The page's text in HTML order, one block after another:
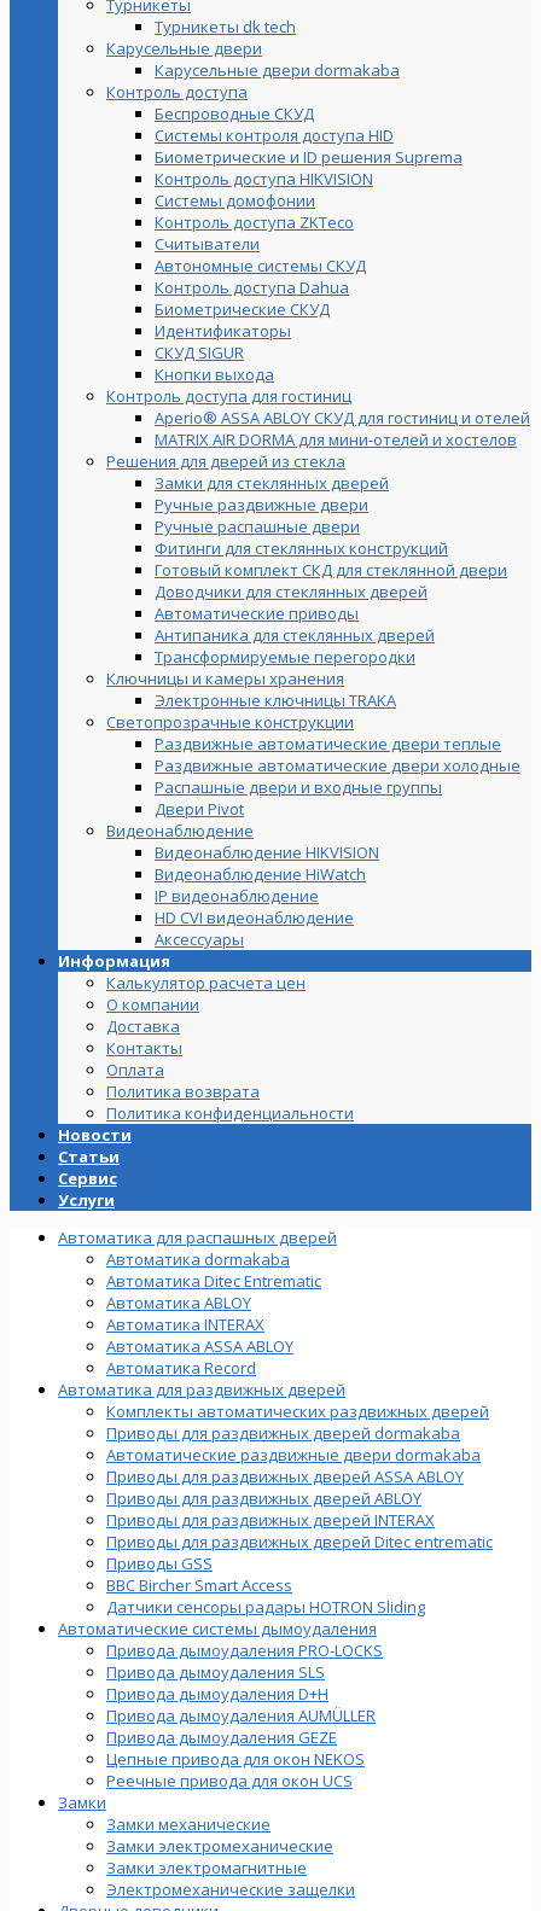
Турникеты dk tech
Карусельные двери
Карусельные двери dormakaba
Контроль доступа
Беспроводные СКУД
Системы контроля доступа HID
Биометрические и ID решения Suprema
Контроль доступа HIKVISION
Системы домофонии
Контроль доступа ZKTeco
Считыватели
Автономные системы СКУД
Контроль доступа Dahua
Биометрические СКУД
Идентификаторы
СКУД SIGUR
Кнопки выхода
Контроль доступа для гостиниц
Aperio® ASSA ABLOY СКУД для гостиниц и отелей
MATRIX AIR DORMA для мини-отелей и хостелов
Решения для дверей из стекла
Замки для стеклянных дверей
Ручные раздвижные двери
Ручные распашные двери
Фитинги для стеклянных конструкций
Готовый комплект СКД для стеклянной двери
Доводчики для стеклянных дверей
Автоматические приводы
Антипаника для стеклянных дверей
Трансформируемые перегородки
Ключницы и камеры хранения
Электронные ключницы TRAKA
Светопрозрачные конструкции
Раздвижные автоматические двери теплые
Раздвижные автоматические двери холодные
Распашные двери и входные группы
Двери Pivot
Видеонаблюдение
Видеонаблюдение HIKVISION
Видеонаблюдение HiWatch
IP видеонаблюдение
HD CVI видеонаблюдение
Аксессуары
Информация
Калькулятор расчета цен
О компании
Доставка
Контакты
Оплата
Политика возврата
Политика конфиденциальности
Новости
Статьи
Сервис
Услуги
Автоматика для распашных дверей
Автоматика dormakaba
Автоматика Ditec Entrematic
Автоматика ABLOY
Автоматика INTERAX
Автоматика ASSA ABLOY
Автоматика Record
Автоматика для раздвижных дверей
Комплекты автоматических раздвижных дверей
Приводы для раздвижных дверей dormakaba
Автоматические раздвижные двери dormakaba
Приводы для раздвижных дверей ASSA ABLOY
Приводы для раздвижных дверей ABLOY
Приводы для раздвижных дверей INTERAX
Приводы для раздвижных дверей Ditec entrematic
Приводы GSS
BBC Bircher Smart Access
Датчики сенсоры радары HOTRON Sliding
Автоматические системы дымоудаления
Привода дымоудаления PRO-LOCKS
Привода дымоудаления SLS
Привода дымоудаления D+H
Привода дымоудаления AUMÜLLER
Привода дымоудаления GEZE
Цепные привода для окон NEKOS
Реечные привода для окон UСS
Замки
Замки механические
Замки электромеханические
Замки электромагнитные
Электромеханические защелки